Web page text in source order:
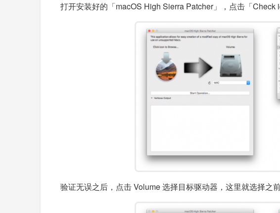
打开安装好的「macOS High Sierra Patcher」，点击「Check
验证无误之后，点击 Volume 选择目标驱动器，这里就选择之